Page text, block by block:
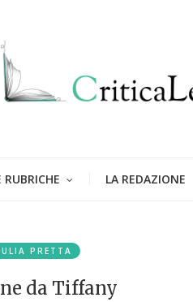
RUBRICHE LA REDAZIONE
PRETTA
da Tiffany